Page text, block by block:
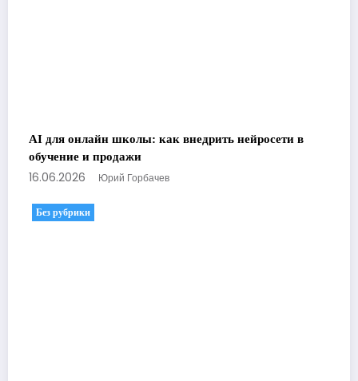
AI для онлайн школы: как внедрить нейросети в
обучение и продажи
16.06.2026 Юрий Горбачев
Без рубрики